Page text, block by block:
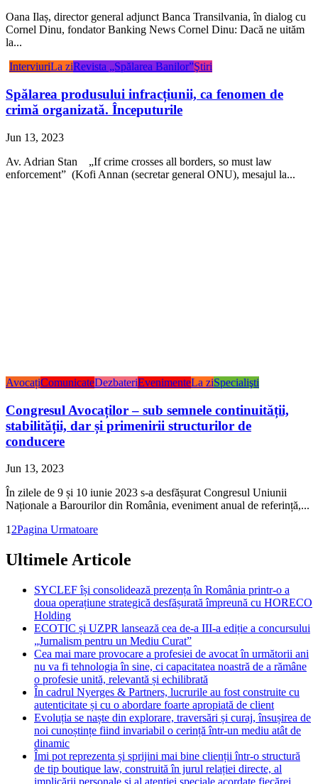
Oana Ilaș, director general adjunct Banca Transilvania, în dialog cu
Cornel Dinu, fondator Banking News Cornel Dinu: Dacă ne uităm
la...
InterviuriLa ziRevista „Spălarea Banilor”Ştiri
Spălarea produsului infracțiunii, ca fenomen de
crimă organizată. Începuturile
Jun 13, 2023
Av. Adrian Stan „If crime crosses all borders, so must law
enforcement” (Kofi Annan (secretar general ONU), mesajul la...
AvocațiComunicateDezbateriEvenimenteLa ziSpecialişti
Congresul Avocaților – sub semnele continuității,
stabilității, dar și primenirii structurilor de
conducere
Jun 13, 2023
În zilele de 9 și 10 iunie 2023 s-a desfășurat Congresul Uniunii
Naționale a Barourilor din România, eveniment anual de referință,...
1 2Pagina Urmatoare
Ultimele Articole
SYCLEF își consolidează prezența în România printr-o a
doua operațiune strategică desfășurată împreună cu HORECO
Holding
ECOTIC și UZPR lansează cea de-a III-a ediție a concursului
„Jurnalism pentru un Mediu Curat”
Cea mai mare provocare a profesiei de avocat în următorii ani
nu va fi tehnologia în sine, ci capacitatea noastră de a rămâne
o profesie unită, relevantă și echilibrată
În cadrul Nyerges & Partners, lucrurile au fost construite cu
autenticitate și cu o abordare foarte apropiată de client
Evoluția se naște din explorare, traversări și curaj, însușirea de
noi cunoștințe fiind invariabil o cerință într-un mediu atât de
dinamic
Îmi pot reprezenta și sprijini mai bine clienții într-o structură
de tip boutique law, construită în jurul relației directe, al
implicării personale și al atenției speciale acordate fiecărei